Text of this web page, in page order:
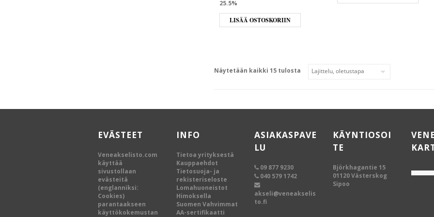
25.5%
LISÄÄ OSTOSKORIIN
Näytetään kaikki 15 tulosta
EVÄSTEET
Veneakselisto.com
käyttää
sivustollaan
evästeitä
(englanniksi:
Cookies)
parantaakseen
käyttökokemustan
INFO
Tietoa yrityksestä
Kauppaehdot
Tietosuoja- ja
rekisteriseloste
Lomahuoneistot
Himoksella
Suomen Vahvimmat
AA-sertifikaatti
ASIAKASPAVE
LU
09 877 9230
040 579 1742
akseli@veneakselis
to.fi
KÄYNTIOSOI
TE
Björkhagantie 15
01120 Västerskog
Sipoo